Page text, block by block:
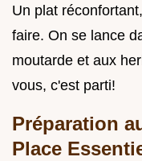
Un plat
faire. On se lance
moutarde et aux
vous, c'est parti!
Préparation
Place